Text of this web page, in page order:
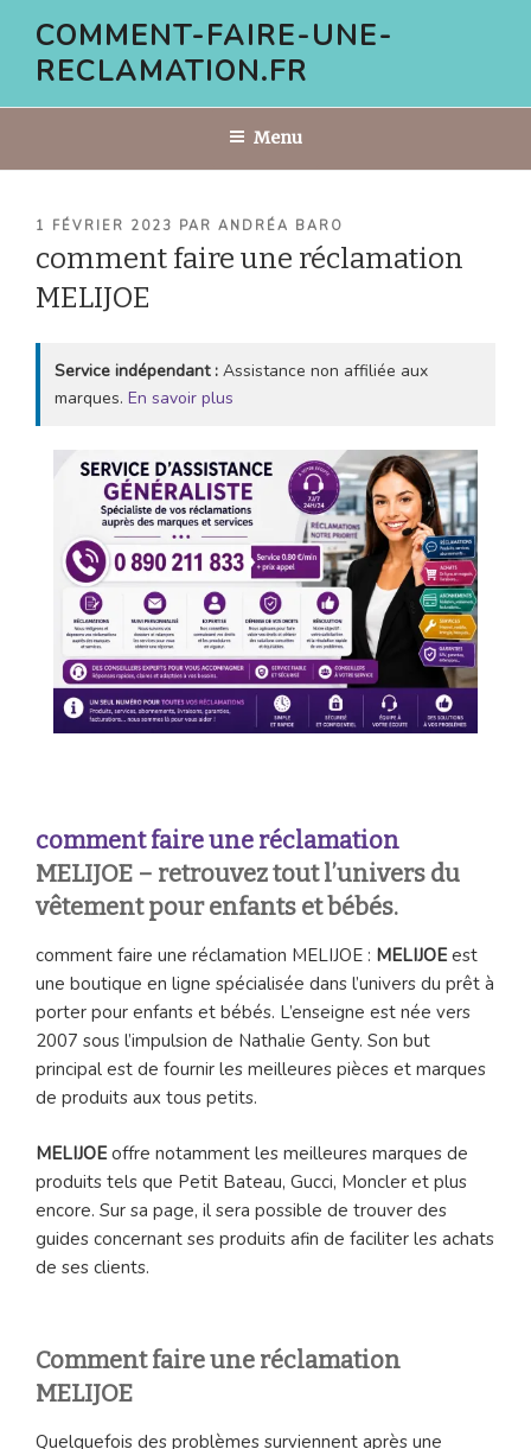
contenu
COMMENT-FAIRE-UNE-
RECLAMATION.FR
Menu
PUBLIÉ
1 FÉVRIER 2023 PAR ANDRÉA BARO
comment faire une réclamation
MELIJOE
Service indépendant : Assistance non affiliée aux
marques. En savoir plus
comment faire une réclamation
MELIJOE – retrouvez tout l’univers du
vêtement pour enfants et bébés.
comment faire une réclamation MELIJOE : MELIJOEest
une boutique en ligne spécialisée dans l’univers du prêt à
porter pour enfants et bébés. L’enseigne est née vers
2007 sous l’impulsion de Nathalie Genty. Son but
principal est de fournir les meilleures pièces et marques
de produits aux tous petits.
MELIJOEoffre notamment les meilleures marques de
produits tels que Petit Bateau, Gucci, Moncler et plus
encore. Sur sa page, il sera possible de trouver des
guides concernant ses produits afin de faciliter les achats
de ses clients.
Comment faire une réclamation
MELIJOE
Quelquefois des problèmes surviennent après une